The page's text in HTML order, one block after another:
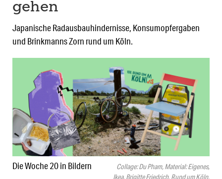
Die Woche 20 in Bildern
Collage: Du Pham, Material: Eigenes,
gehen
Japanische Radausbauhindernisse, Konsumopfergaben
und Brinkmanns Zorn rund um Köln.